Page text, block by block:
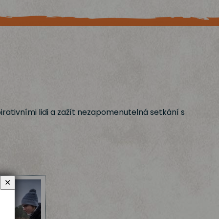
lidi a zažít nezapomenutelná setkání s
✕